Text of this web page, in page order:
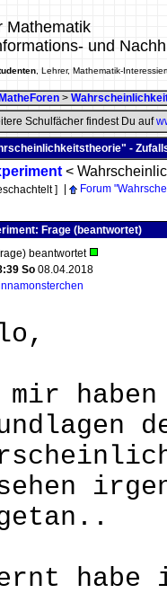
Mathematik
und
, Lehrer, Mathematik-
MatheForen >
Schulfächer findest Du auf
-
<
] Forum
Frage (beantwortet)
beantwortet
So 08.04.2018
habe